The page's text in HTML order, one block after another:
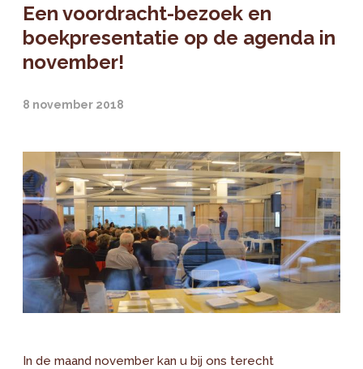
Een voordracht-bezoek en
boekpresentatie op de agenda in
november!
8 november 2018
In de maand november kan u bij ons terecht